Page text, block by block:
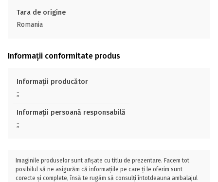
Tara de origine
Romania
Informații conformitate produs
Informații producător
;;
Informații persoană responsabilă
;;
Imaginile produselor sunt afișate cu titlu de prezentare. Facem tot
posibilul să ne asigurăm că informațiile pe care ți le oferim sunt
corecte și complete, însă te rugăm să consulți întotdeauna ambalajul